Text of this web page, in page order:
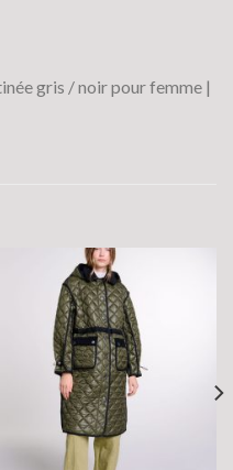
gris / noir pour femme |